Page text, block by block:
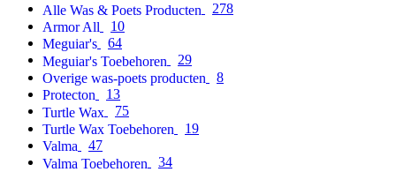
Alle Was & Poets Producten
278
Armor All
10
Meguiar's
64
Meguiar's Toebehoren
29
Overige was-poets producten
8
Protecton
13
Turtle Wax
75
Turtle Wax Toebehoren
19
Valma
47
Valma Toebehoren
34